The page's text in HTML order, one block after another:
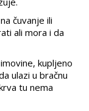
čuvanje ili
ali mora i da
kupljeno
ulazi u bračnu
tu nema